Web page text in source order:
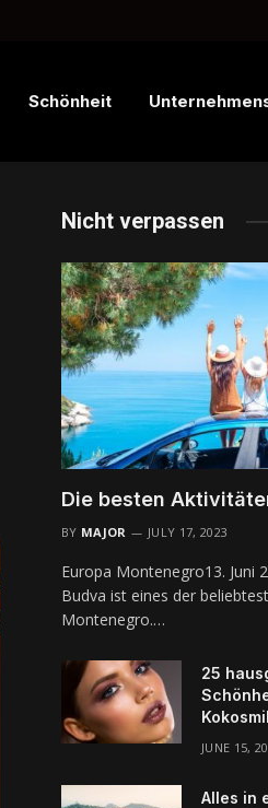
Schönheit
Nicht verpassen
Die besten
BY MAJOR JULY 17, 2023
Europa Montenegro13. Juni
Budva ist eines der
Montenegro.…
25
JUNE 15,
Alles in